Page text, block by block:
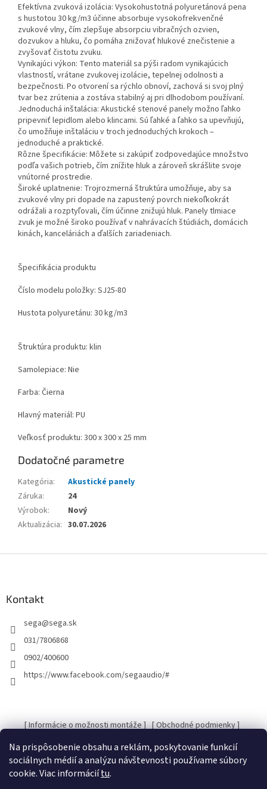
Na prispôsobenie obsahu a reklám, poskytovanie funkcií
sociálnych médií a analýzu návštevnosti používame súbory
cookie. Viac informáciítu.
Efektívna zvuková izolácia: Vysokohustotná polyuretánová pena
s hustotou 30 kg/m3 účinne absorbuje vysokofrekvenčné
zvukové vlny, čím zlepšuje absorpciu vibračných ozvien,
dozvukov a hluku, čo pomáha znižovať hlukové znečistenie a
zvyšovať čistotu zvuku.
Vynikajúci výkon: Tento materiál sa pýši radom vynikajúcich
vlastností, vrátane zvukovej izolácie, tepelnej odolnosti a
bezpečnosti. Po otvorení sa rýchlo obnoví, zachová si svoj plný
tvar bez zrútenia a zostáva stabilný aj pri dlhodobom používaní.
Jednoduchá inštalácia: Akustické stenové panely možno ľahko
pripevniť lepidlom alebo klincami. Sú ľahké a ľahko sa upevňujú,
čo umožňuje inštaláciu v troch jednoduchých krokoch –
jednoduché a praktické.
Rôzne špecifikácie: Môžete si zakúpiť zodpovedajúce množstvo
podľa vašich potrieb, čím znížite hluk a zároveň skrášlite svoje
vnútorné prostredie.
Široké uplatnenie: Trojrozmerná štruktúra umožňuje, aby sa
zvukové vlny pri dopade na zapustený povrch niekoľkokrát
odrážali a rozptyľovali, čím účinne znižujú hluk. Panely tlmiace
zvuk je možné široko používať v nahrávacích štúdiách, domácich
kinách, kanceláriách a ďalších zariadeniach.
Špecifikácia produktu
Číslo modelu položky: SJ25-80
Hustota polyuretánu: 30 kg/m3
Štruktúra produktu: klin
Samolepiace: Nie
Farba: Čierna
Hlavný materiál: PU
Veľkosť produktu: 300 x 300 x 25 mm
Dodatočné parametre
Kategória:
Akustické panely
Záruka:
24
Výrobok:
Nový
Aktualizácia: 30.07.2026
Kontakt
sega@sega.sk
031/7806868
0902/400600
https://www.facebook.com/segaaudio/#
[ Informácie o možnosti montáže ] [ Obchodné podmienky ]